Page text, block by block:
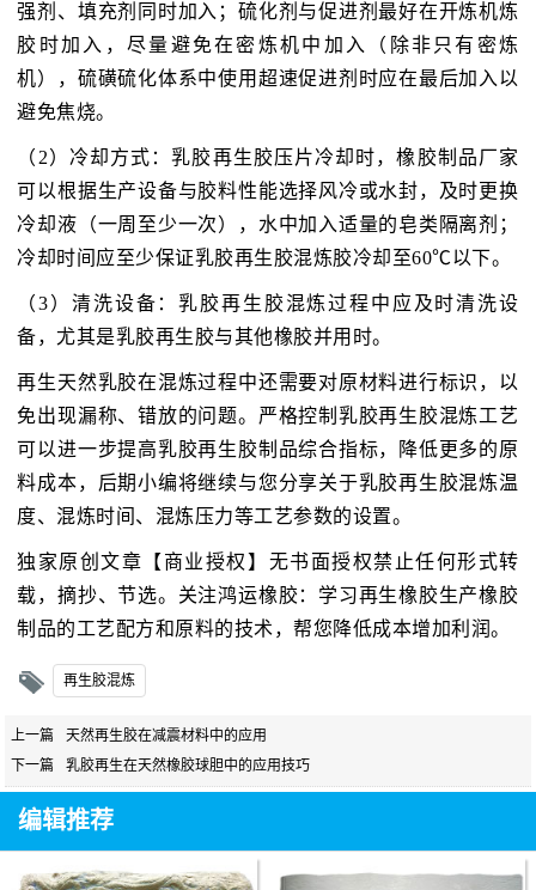
强剂、填充剂同时加入；硫化剂与促进剂最好在开炼机炼
胶时加入，尽量避免在密炼机中加入（除非只有密炼
机），硫磺硫化体系中使用超速促进剂时应在最后加入以
避免焦烧。
（2）冷却方式：乳胶再生胶压片冷却时，橡胶制品厂家
可以根据生产设备与胶料性能选择风冷或水封，及时更换
冷却液（一周至少一次），水中加入适量的皂类隔离剂；
冷却时间应至少保证乳胶再生胶混炼胶冷却至60℃以下。
（3）清洗设备：乳胶再生胶混炼过程中应及时清洗设
备，尤其是乳胶再生胶与其他橡胶并用时。
再生天然乳胶在混炼过程中还需要对原材料进行标识，以
免出现漏称、错放的问题。严格控制乳胶再生胶混炼工艺
可以进一步提高乳胶再生胶制品综合指标，降低更多的原
料成本，后期小编将继续与您分享关于乳胶再生胶混炼温
度、混炼时间、混炼压力等工艺参数的设置。
独家原创文章【商业授权】无书面授权禁止任何形式转
载，摘抄、节选。关注鸿运橡胶：学习再生橡胶生产橡胶
制品的工艺配方和原料的技术，帮您降低成本增加利润。
再生胶混炼
上一篇
天然再生胶在减震材料中的应用
下一篇
乳胶再生在天然橡胶球胆中的应用技巧
编辑推荐